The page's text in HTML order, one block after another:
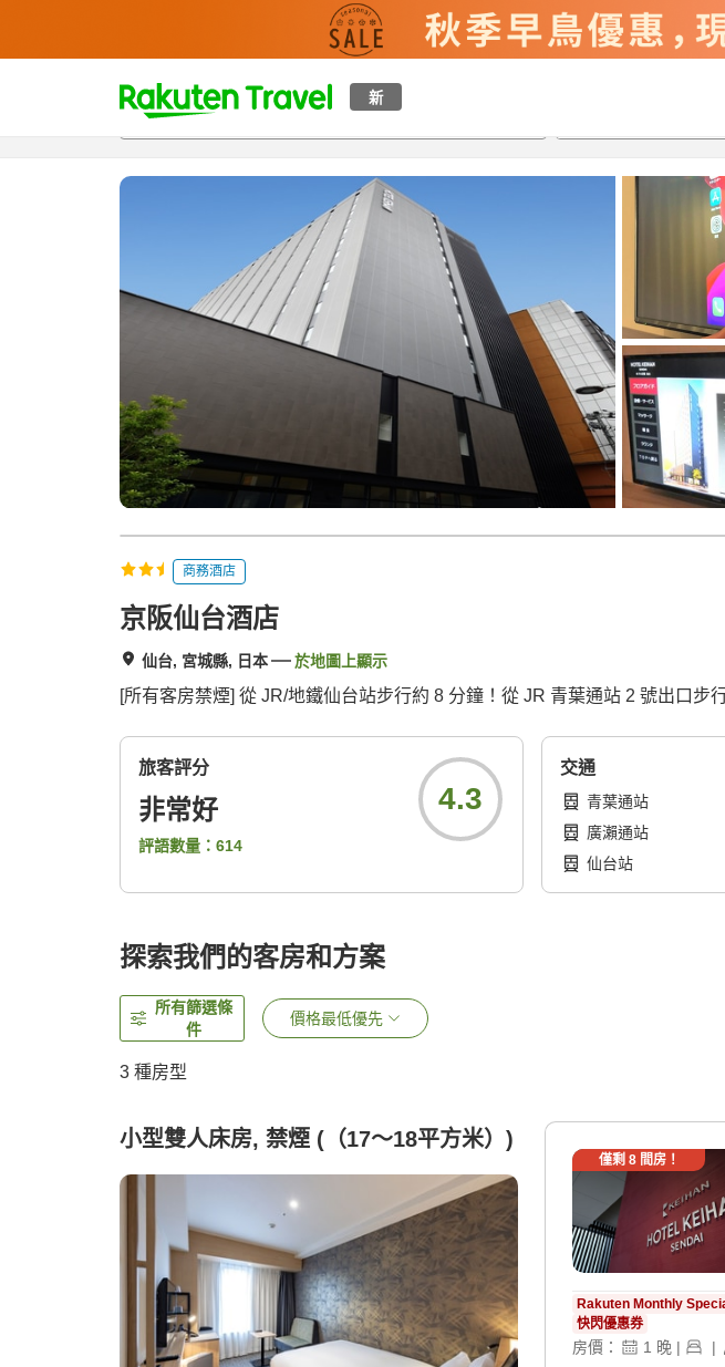
新
t
p
a
e
概覽房間及住宿方案 評價設施
商務酒店
京阪仙台酒店
仙台, 宮城縣, 日本 於地圖上顯示
[所有客房禁煙] 從 JR/地鐵仙台站步行約 8 分鐘！從 JR 青葉通站 2 號出口步
旅客評分
非常好
評語數量： 614
4.3
交通
青葉通站
廣瀨通站
仙台站
探索我們的客房和方案
所有篩選條
件
價格最低優先
3 種房型
小型雙人床房, 禁煙 (（17～18平方米）)
僅剩 8間房！
Rakuten Monthly
快閃優惠券
房價： 1 晚 | |